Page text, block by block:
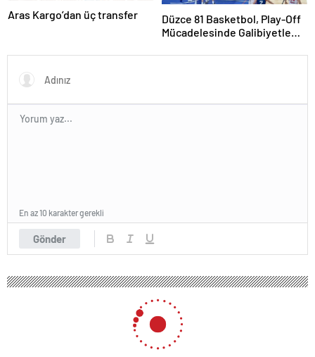
Aras Kargo’dan üç transfer
Düzce 81 Basketbol, Play-Off
Mücadelesinde Galibiyetle
Gönder
En az 10 karakter gerekli